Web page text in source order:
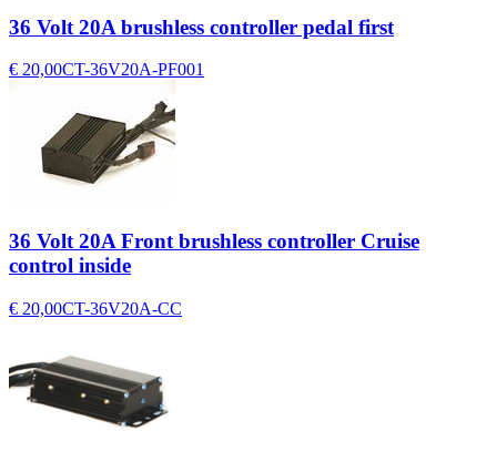
36 Volt 20A brushless controller pedal first
€ 20,00CT-36V20A-PF001
36 Volt 20A Front brushless controller Cruise
control inside
€ 20,00CT-36V20A-CC